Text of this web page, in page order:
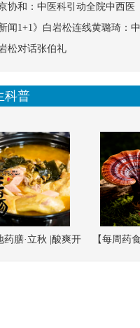
协和：中医科引动全院中西医
新闻1+1》白岩松连线黄璐琦：中
治的临床效果
松对话张伯礼
科普
药膳·立秋 |酸爽开
【每周药